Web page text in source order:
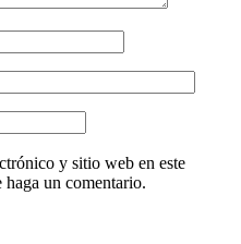
y sitio web en este
un comentario.